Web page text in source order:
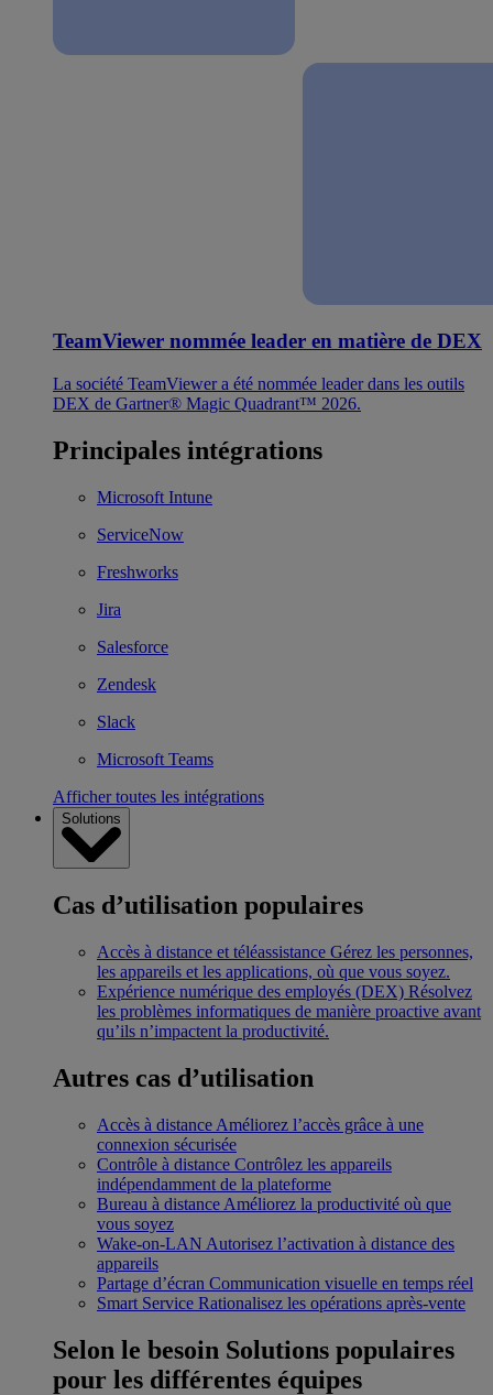
TeamViewer nommée leader en matière de DEX
La société TeamViewer a été nommée leader dans les outils
DEX de Gartner® Magic Quadrant™ 2026.
Principales intégrations
Microsoft Intune
ServiceNow
Freshworks
Jira
Salesforce
Zendesk
Slack
Microsoft Teams
Afficher toutes les intégrations
Solutions
Cas d’utilisation populaires
Accès à distance et téléassistance Gérez les personnes,
les appareils et les applications, où que vous soyez.
Expérience numérique des employés (DEX) Résolvez
les problèmes informatiques de manière proactive avant
qu’ils n’impactent la productivité.
Autres cas d’utilisation
Accès à distance Améliorez l’accès grâce à une
connexion sécurisée
Contrôle à distance Contrôlez les appareils
indépendamment de la plateforme
Bureau à distance Améliorez la productivité où que
vous soyez
Wake-on-LAN Autorisez l’activation à distance des
appareils
Partage d’écran Communication visuelle en temps réel
Smart Service Rationalisez les opérations après-vente
Selon le besoin Solutions populaires
pour les différentes équipes